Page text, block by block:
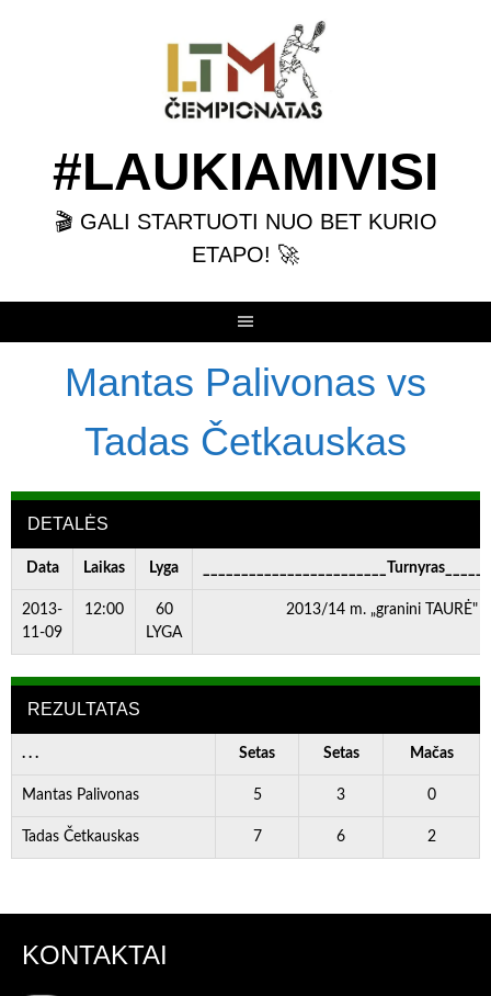
#LAUKIAMIVISI
🎬 GALI STARTUOTI NUO BET KURIO
ETAPO! 🚀
Mantas Palivonas vs
Tadas Četkauskas
DETALĖS
Data Laikas Lyga
2013-
11-09
12:00
60
LYGA
2013/14 m. „granini TAURĖ"
REZULTATAS
. . . Setas Setas Mačas
Mantas Palivonas 5 3 0
Tadas Četkauskas 7 6 2
KONTAKTAI